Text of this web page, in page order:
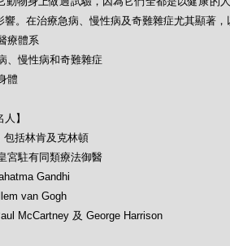
。在治療急病、慢性病及奇難雜症尤其顯著，
療體系
、慢性病和奇難雜症
體
】
包括林肯及克林頓
宮駐有同類療法御醫
Gandhi
van Gogh
McCartney 及 George Harrison